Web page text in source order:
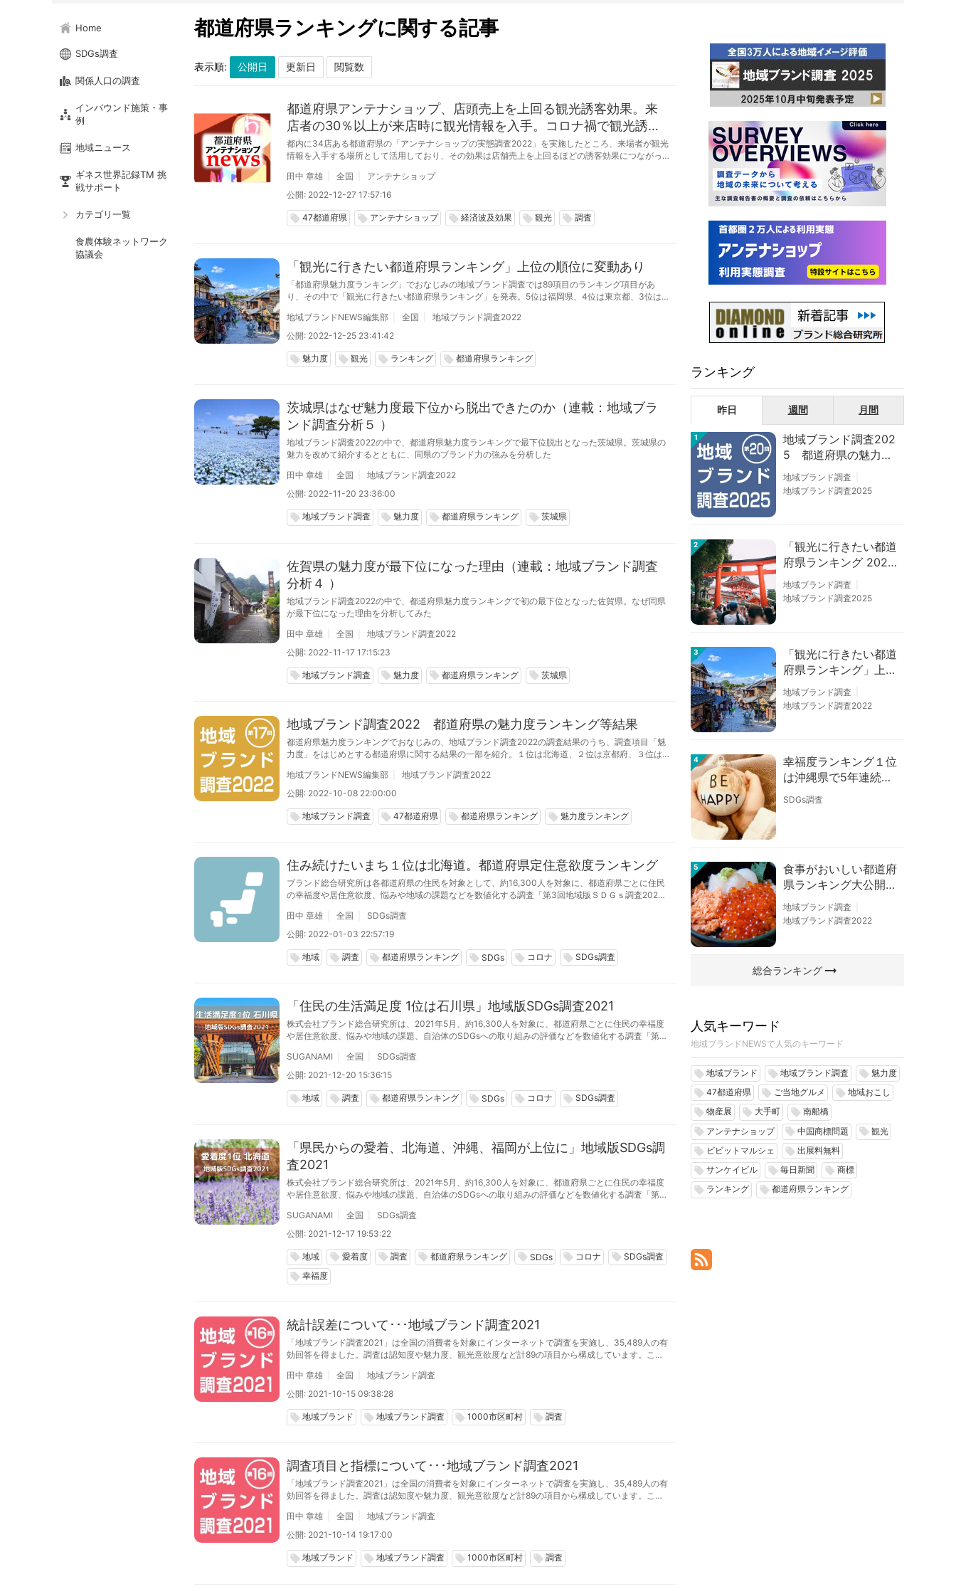
Home
SDGs調査
関係人口の調査
インバウンド施策・事
例
地域ニュース
ギネス世界記録TM 挑
戦サポート
カテゴリ一覧
食農体験ネットワーク
協議会
都道府県ランキングに関する記事
表示順:
都道府県アンテナショップ、店頭売上を上回る観光誘客効果。来
店者の30％以上が来店時に観光情報を入手。コロナ禍で観光誘客
効果も拡大へ
都内に34店ある都道府県の「アンテナショップの実態調査2022」を実施したところ、来場者が観光
情報を入手する場所として活用しており、その効果は店舗売上を上回るほどの誘客効果につながっ
田中 章雄
全国
アンテナショップ
公開: 2022-12-27 17:57:16
local_offer 47都道府県 local_offer アンテナショップ local_offer 経済波及効果 local_offer 観光 local_offer 調査
「観光に行きたい都道府県ランキング」上位の順位に変動あり
「都道府県魅力度ランキング」でおなじみの地域ブランド調査では89項目のランキング項目があ
り、その中で「観光に行きたい都道府県ランキング」を発表。5位は福岡県、4位は東京都、3位は
地域ブランドNEWS編集部
全国
地域ブランド調査2022
公開: 2022-12-25 23:41:42
local_offer 魅力度 local_offer 観光 local_offer ランキング local_offer 都道府県ランキング
茨城県はなぜ魅力度最下位から脱出できたのか（連載：地域ブラ
ンド調査分析５ ）
地域ブランド調査2022の中で、都道府県魅力度ランキングで最下位脱出となった茨城県。茨城県の
魅力を改めて紹介するとともに、同県のブランド力の強みを分析した
田中 章雄
全国
地域ブランド調査2022
公開: 2022-11-20 23:36:00
local_offer 地域ブランド調査 local_offer 魅力度 local_offer 都道府県ランキング local_offer 茨城県
佐賀県の魅力度が最下位になった理由（連載：地域ブランド調査
分析４ ）
地域ブランド調査2022の中で、都道府県魅力度ランキングで初の最下位となった佐賀県。なぜ同県
が最下位になった理由を分析してみた
田中 章雄
全国
地域ブランド調査2022
公開: 2022-11-17 17:15:23
local_offer 地域ブランド調査 local_offer 魅力度 local_offer 都道府県ランキング local_offer 茨城県
地域ブランド調査2022 都道府県の魅力度ランキング等結果
都道府県魅力度ランキングでおなじみの、地域ブランド調査2022の調査結果のうち、調査項目「魅
力度」をはじめとする都道府県に関する結果の一部を紹介。１位は北海道、２位は京都府、３位は
地域ブランドNEWS編集部
地域ブランド調査2022
公開: 2022-10-08 22:00:00
local_offer 地域ブランド調査 local_offer 47都道府県 local_offer 都道府県ランキング local_offer 魅力度ランキング
住み続けたいまち１位は北海道。都道府県定住意欲度ランキング
ブランド総合研究所は各都道府県の住民を対象として、約16,300人を対象に、都道府県ごとに住民
の幸福度や居住意欲度、悩みや地域の課題などを数値化する調査「第3回地域版ＳＤＧｓ調査202
田中 章雄
全国
SDGs調査
公開: 2022-01-03 22:57:19
local_offer 地域 local_offer 調査 local_offer 都道府県ランキング local_offer SDGs local_offer コロナ local_offer SDGs調査
「住民の生活満足度 1位は石川県」地域版SDGs調査2021
株式会社ブランド総合研究所は、2021年5月、約16,300人を対象に、都道府県ごとに住民の幸福度
や居住意欲度、悩みや地域の課題、自治体のSDGsへの取り組みの評価などを数値化する調査「第3
SUGANAMI
全国
SDGs調査
公開: 2021-12-20 15:36:15
local_offer 地域 local_offer 調査 local_offer 都道府県ランキング local_offer SDGs local_offer コロナ local_offer SDGs調査
「県民からの愛着、北海道、沖縄、福岡が上位に」地域版SDGs調
査2021
株式会社ブランド総合研究所は、2021年5月、約16,300人を対象に、都道府県ごとに住民の幸福度
や居住意欲度、悩みや地域の課題、自治体のSDGsへの取り組みの評価などを数値化する調査「第3
SUGANAMI
全国
SDGs調査
公開: 2021-12-17 19:53:22
local_offer 地域 local_offer 愛着度 local_offer 調査 local_offer 都道府県ランキング local_offer SDGs local_offer コロナ local_offer SDGs調査
local_offer 幸福度
統計誤差について･･･地域ブランド調査2021
「地域ブランド調査2021」は全国の消費者を対象にインターネットで調査を実施し、35,489人の有
効回答を得ました。調査は認知度や魅力度、観光意欲度など計89の項目から構成しています。ここ
田中 章雄
全国
地域ブランド調査
公開: 2021-10-15 09:38:28
local_offer 地域ブランド local_offer 地域ブランド調査 local_offer 1000市区町村 local_offer 調査
調査項目と指標について･･･地域ブランド調査2021
「地域ブランド調査2021」は全国の消費者を対象にインターネットで調査を実施し、35,489人の有
効回答を得ました。調査は認知度や魅力度、観光意欲度など計89の項目から構成しています。ここ
田中 章雄
全国
地域ブランド調査
公開: 2021-10-14 19:17:00
local_offer 地域ブランド local_offer 地域ブランド調査 local_offer 1000市区町村 local_offer 調査
ランキング
昨日 週間 月間
1
地域ブランド調査202
5 都道府県の魅力度
等調査結果
地域ブランド調査
地域ブランド調査2025
2
「観光に行きたい都道
府県ランキング 202
6」京都は低下、神奈
川上昇
地域ブランド調査
地域ブランド調査2025
3
「観光に行きたい都道
府県ランキング」上位
の順位に変動あり
地域ブランド調査
地域ブランド調査2022
4
幸福度ランキング１位
は沖縄県で5年連続！
佐賀、愛知が順位上昇
【幸福度調査2026】
SDGs調査
5
食事がおいしい都道府
県ランキング大公開！
１位は北海道、３位は
大阪府、２位は〇〇
地域ブランド調査
地域ブランド調査2022
総合ランキングarrow_right_alt
人気キーワード
地域ブランドNEWSで人気のキーワード
local_offer 地域ブランド local_offer 地域ブランド調査 local_offer 魅力度
local_offer 47都道府県 local_offer ご当地グルメ local_offer 地域おこし
local_offer 物産展 local_offer 大手町 local_offer 南船橋
local_offer アンテナショップ local_offer 中国商標問題 local_offer 観光
local_offer ビビットマルシェ local_offer 出展料無料
local_offer サンケイビル local_offer 毎日新聞 local_offer 商標
local_offer ランキング local_offer 都道府県ランキング